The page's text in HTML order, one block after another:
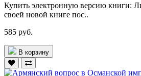
Купить электронную версию книги:
своей новой книге пос..
585 руб.
В корзину